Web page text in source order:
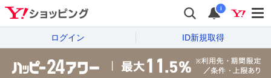
i
ログイン ID新規取得